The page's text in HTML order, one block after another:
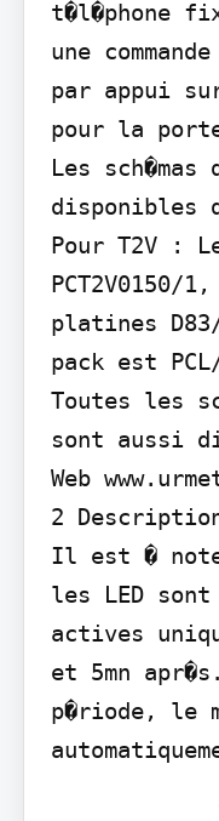
t�l�phone
une
par appui
pour la
Les sch�mas
disponibles
Pour T2V :
PCT2V0150/
platines
pack est
Toutes les
sont aussi
Web
2
Il est �
les LED
actives
et 5mn
p�riode, le